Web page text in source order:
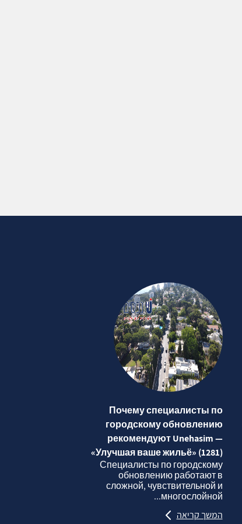
Почему специалисты по
городскому обновлению
рекомендуют Unehasim —
«Улучшая ваше жильё» (1281)
Специалисты по городскому
обновлению работают в
сложной, чувствительной и
многослойной...
המשך קריאה